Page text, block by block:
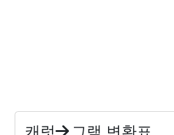
캐럿 그램 변환표